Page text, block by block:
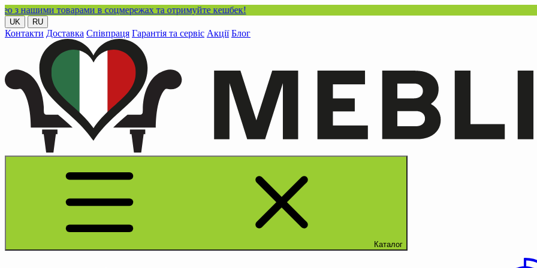
товарами в соцмережах та отримуйте кешбек!
UK RU
Контакти Доставка Співпраця Гарантія та сервіс Акції Блог
Каталог